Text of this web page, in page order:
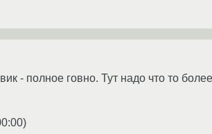
- полное говно. Тут надо что то
)